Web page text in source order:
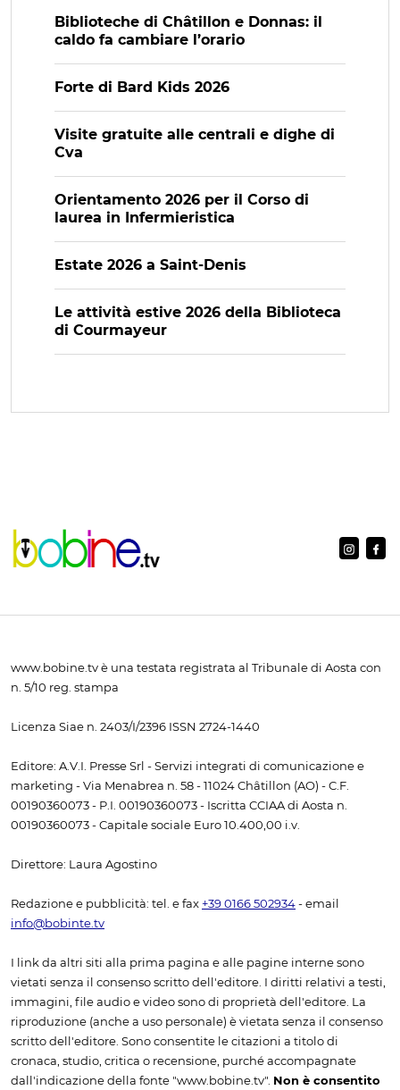
Biblioteche di Châtillon e Donnas: il
caldo fa cambiare l’orario
Forte di Bard Kids 2026
Visite gratuite alle centrali e dighe di
Cva
Orientamento 2026 per il Corso di
laurea in Infermieristica
Estate 2026 a Saint-Denis
Le attività estive 2026 della Biblioteca
di Courmayeur
www.bobine.tv è una testata registrata al Tribunale di Aosta con
n. 5/10 reg. stampa
Licenza Siae n. 2403/I/2396 ISSN 2724-1440
Editore: A.V.I. Presse Srl - Servizi integrati di comunicazione e
marketing - Via Menabrea n. 58 - 11024 Châtillon (AO) - C.F.
00190360073 - P.I. 00190360073 - Iscritta CCIAA di Aosta n.
00190360073 - Capitale sociale Euro 10.400,00 i.v.
Direttore: Laura Agostino
Redazione e pubblicità: tel. e fax +39 0166 502934 - email
info@bobinte.tv
I link da altri siti alla prima pagina e alle pagine interne sono
vietati senza il consenso scritto dell'editore. I diritti relativi a testi,
immagini, file audio e video sono di proprietà dell'editore. La
riproduzione (anche a uso personale) è vietata senza il consenso
scritto dell'editore. Sono consentite le citazioni a titolo di
cronaca, studio, critica o recensione, purché accompagnate
dall'indicazione della fonte "www.bobine.tv". Non è consentito